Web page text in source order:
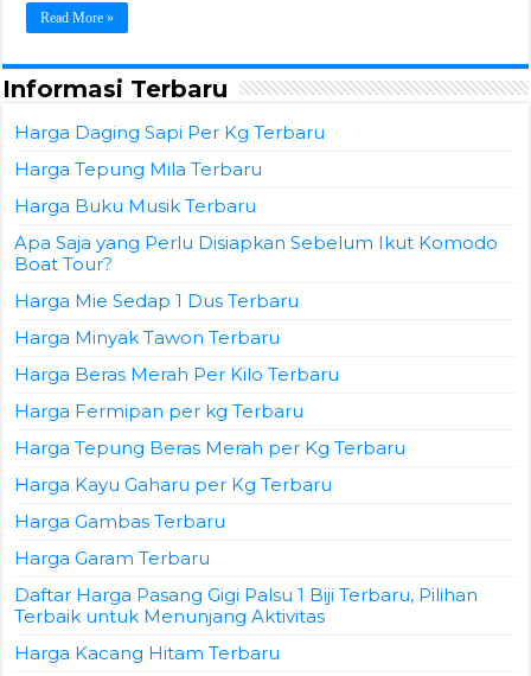
Read More »
Informasi Terbaru
Harga Daging Sapi Per Kg Terbaru
Harga Tepung Mila Terbaru
Harga Buku Musik Terbaru
Apa Saja yang Perlu Disiapkan Sebelum Ikut Komodo
Boat Tour?
Harga Mie Sedap 1 Dus Terbaru
Harga Minyak Tawon Terbaru
Harga Beras Merah Per Kilo Terbaru
Harga Fermipan per kg Terbaru
Harga Tepung Beras Merah per Kg Terbaru
Harga Kayu Gaharu per Kg Terbaru
Harga Gambas Terbaru
Harga Garam Terbaru
Daftar Harga Pasang Gigi Palsu 1 Biji Terbaru, Pilihan
Terbaik untuk Menunjang Aktivitas
Harga Kacang Hitam Terbaru